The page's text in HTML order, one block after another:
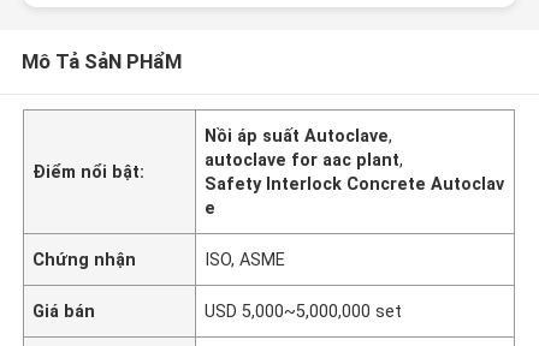
Mô Tả SảN PHẩM
Điểm nổi bật:
Nồi áp suất Autoclave,
autoclave for aac plant,
Safety Interlock Concrete Autoclav
e
Chứng nhận ISO, ASME
Giá bán USD 5,000~5,000,000 set